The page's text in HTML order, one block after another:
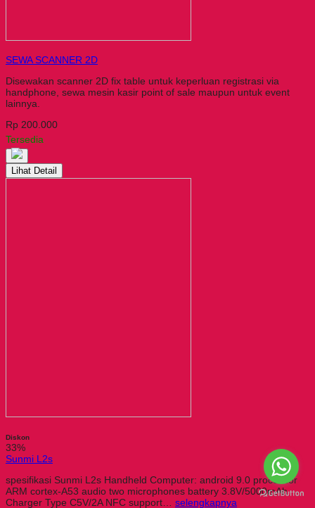
SEWA SCANNER 2D
Disewakan scanner 2D fix table untuk keperluan registrasi via
handphone, sewa mesin kasir point of sale maupun untuk event
lainnya.
Rp 200.000
Tersedia
Lihat Detail
Diskon
33%
Sunmi L2s
spesifikasi Sunmi L2s Handheld Computer: android 9.0 processor
ARM cortex-A53 audio two microphones battery 3.8V/5000mAh
Charger Type C5V/2A NFC support… selengkapnya